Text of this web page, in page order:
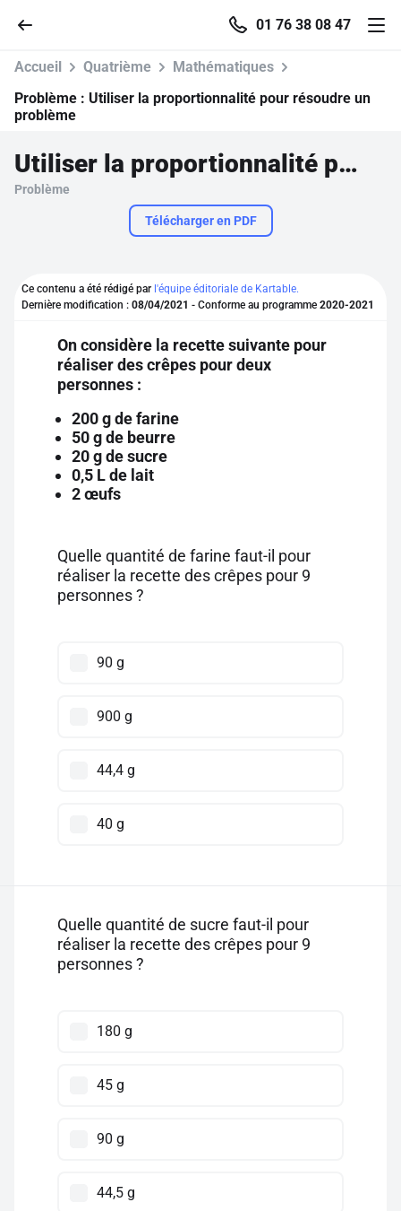
01 76 38 08 47
Parcourir
Se connecter
S'inscrire gratuitement
Pour profiter de 10 contenus offerts.
Accueil Quatrième
Mathématiques
Problème : Utiliser la proportionnalité pour résoudre un
problème
Utiliser la proportionnalité pour résoudre un problème
Problème
Télécharger en PDF
Ce contenu a été rédigé par l'équipe éditoriale de Kartable.
Dernière modification : 08/04/2021 - Conforme au programme 2020-2021
On considère la recette suivante pour
réaliser des crêpes pour deux
personnes :
200 g de farine
50 g de beurre
20 g de sucre
0,5 L de lait
2 œufs
Quelle quantité de farine faut-il pour
réaliser la recette des crêpes pour 9
personnes ?
90 g
900 g
44,4 g
40 g
Quelle quantité de sucre faut-il pour
réaliser la recette des crêpes pour 9
personnes ?
180 g
45 g
90 g
44,5 g